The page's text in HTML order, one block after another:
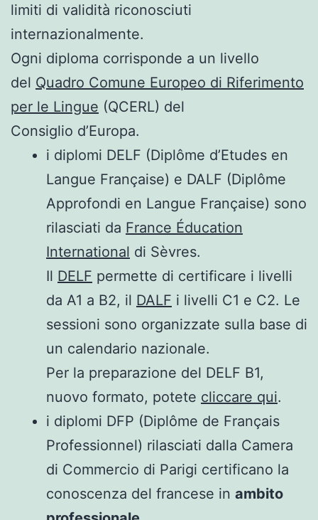
limiti di validità riconosciuti
internazionalmente.
Ogni diploma corrisponde a un livello
del Quadro Comune Europeo di Riferimento
per le Lingue (QCERL) del
Consiglio d’Europa.
i diplomi DELF (Diplôme d’Etudes en
Langue Française) e DALF (Diplôme
Approfondi en Langue Française) sono
rilasciati da France Éducation
International di Sèvres.
Il DELF permette di certificare i livelli
da A1 a B2, il DALF i livelli C1 e C2. Le
sessioni sono organizzate sulla base di
un calendario nazionale.
Per la preparazione del DELF B1,
nuovo formato, potete cliccare qui.
i diplomi DFP (Diplôme de Français
Professionnel) rilasciati dalla Camera
di Commercio di Parigi certificano la
conoscenza del francese in ambito